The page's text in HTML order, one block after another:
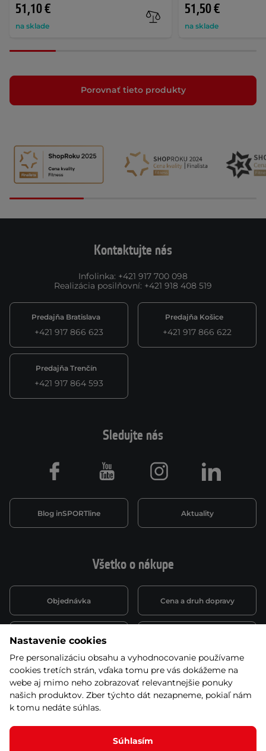
51,10 €
na sklade
51,50 €
na sklade
Porovnať tieto produkty
Kontaktujte nás
Infolinka: +421 917 700 098
Realizácia posilňovní: +421 918 408 519
Predajňa Bratislava
+421 917 866 623
Predajňa Košice
+421 917 866 622
Predajňa Trenčín
+421 917 864 593
Všetko o nákupe
Objednávka Cena a druh dopravy
Spôsob platby
Montáž a servis Reklamácie a záruka
Kariéra
Sledujte nás
Blog inSPORTline Aktuality
Facebook Youtube Instagram LinkedIn
Nastavenie cookies
Pre personalizáciu obsahu a vyhodnocovanie používame
cookies tretích strán, vďaka tomu pre vás dokážeme na
webe aj mimo neho zobrazovať relevantnejšie ponuky
našich produktov. Zber týchto dát nezapneme, pokiaľ nám
k tomu nedáte súhlas.
Súhlasím